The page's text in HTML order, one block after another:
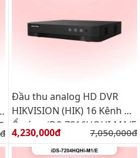
Đầu thu analog HD DVR
HIKVISION (HIK) 16 Kênh 1
Ổ cứng iDS-7216HQHI-M1/E
Giá bán:
4,230,000đ Giá gốc:
7,050,000đ